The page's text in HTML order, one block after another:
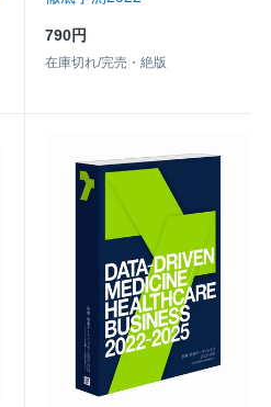
790円
在庫切れ/完売・絶版